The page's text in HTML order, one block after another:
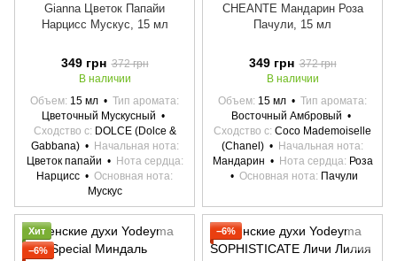
Gianna Цветок Папайи
Нарцисс Мускус, 15 мл
349 грн 372 грн
В наличии
Объем 15 мл
Тип аромата
Цветочный Мускусный
Сходство с
DOLCE (Dolce &
Gabbana)
Начальная нота
Цветок папайи
Нота сердца
Нарцисс
Основная нота
Мускус
CHEANTE Мандарин Роза
Пачули, 15 мл
349 грн 372 грн
В наличии
Объем 15 мл
Тип аромата
Восточный Амбровый
Сходство с Coco Mademoiselle
(Chanel)
Начальная нота
Мандарин
Нота сердца
Роза
Основная нота
Пачули
Хит
−6%
−6%